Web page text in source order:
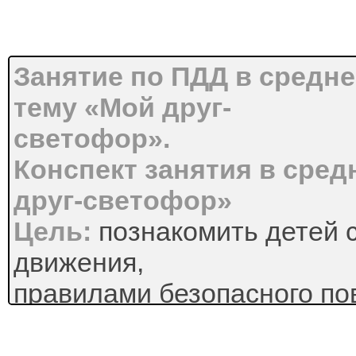
Занятие по ПДД в
тему «Мой друг-
светофор».
Конспект занятия в
друг-светофор»
Цель: познакомить детей
движения,
правилами безопасного